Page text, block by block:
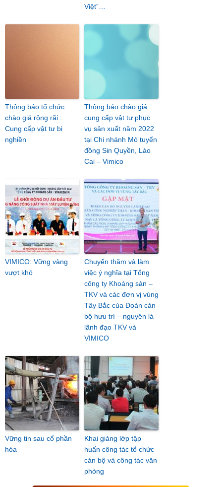
Việt”…
Thông báo tổ chức
chào giá rộng rãi :
Cung cấp vật tư bi
nghiền
Thông báo chào giá
cung cấp vật tư phục
vụ sản xuất năm 2022
tại Chi nhánh Mỏ tuyển
đồng Sin Quyền, Lào
Cai – Vimico
VIMICO: Vững vàng
vượt khó
Chuyến thăm và làm
việc ý nghĩa tại Tổng
công ty Khoáng sản –
TKV và các đơn vị vùng
Tây Bắc của Đoàn cán
bộ hưu trí – nguyên là
lãnh đạo TKV và
VIMICO
Vững tin sau cổ phần
hóa
Khai giảng lớp tập
huấn công tác tổ chức
cán bộ và công tác văn
phòng